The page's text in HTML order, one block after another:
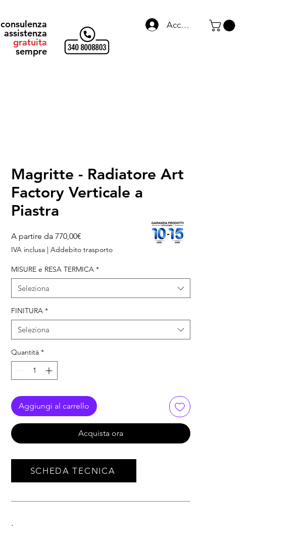
consulenza
assistenza
gratuita
sempre
Accedi
Magritte - Radiatore Art
Factory Verticale a
Piastra
A partire da 770,00€
IVA inclusa | Addebito trasporto
MISURE e RESA TERMICA *
Seleziona
FINITURA *
Seleziona
Quantità *
Aggiungi al carrello
Acquista ora
.
SCHEDA TECNICA